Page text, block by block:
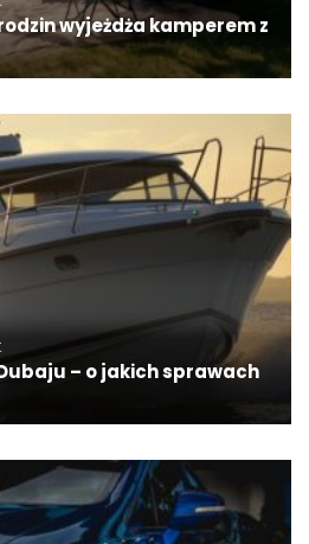
wyjeżdża kamperem z
– o jakich sprawach